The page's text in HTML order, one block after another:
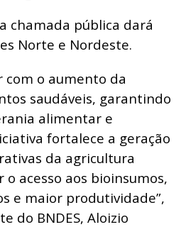
chamada pública dará
Norte e Nordeste.
com o aumento da
saudáveis, garantindo
alimentar e
fortalece a geração
da agricultura
acesso aos bioinsumos,
e maior produtividade”,
do BNDES, Aloizio